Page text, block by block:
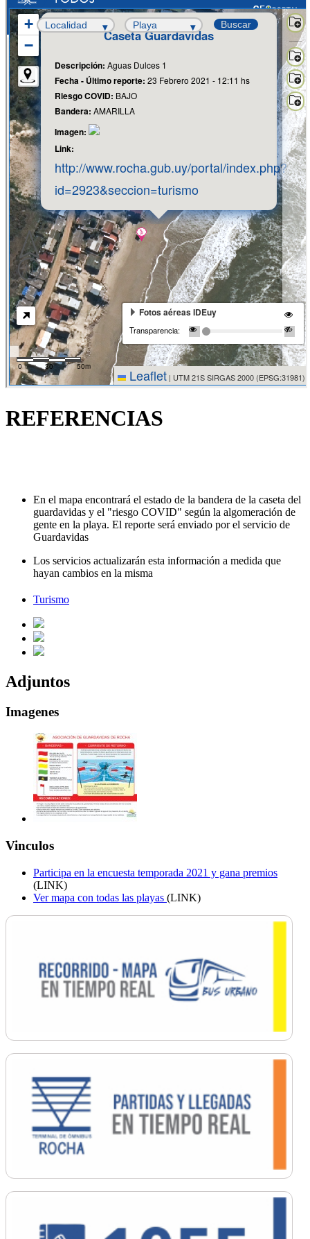
REFERENCIAS
En el mapa encontrará el estado de la bandera de la caseta del
guardavidas y el "riesgo COVID" según la algomeración de
gente en la playa. El reporte será enviado por el servicio de
Guardavidas
Los servicios actualizarán esta información a medida que
hayan cambios en la misma
Turismo
Adjuntos
Imagenes
Vinculos
Participa en la encuesta temporada 2021 y gana premios
(LINK)
Ver mapa con todas las playas (LINK)